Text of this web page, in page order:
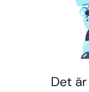
Det